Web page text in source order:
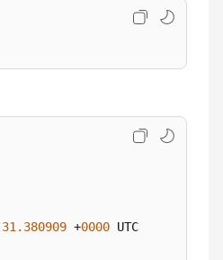
31.380909 +0000 UTC